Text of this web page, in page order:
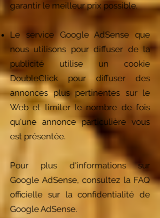
garantir le meilleur prix possible.
Le service Google AdSense que
nous utilisons pour diffuser de la
publicité utilise un cookie
DoubleClick pour diffuser des
annonces plus pertinentes sur le
Web et limiter le nombre de fois
qu'une annonce particulière vous
est présentée.
Pour plus d'informations sur
Google AdSense, consultez la FAQ
officielle sur la confidentialité de
Google AdSense.